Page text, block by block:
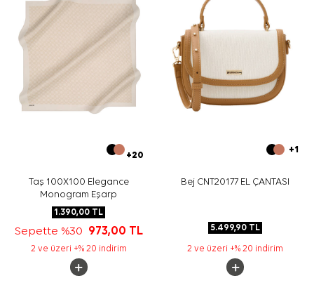
+20
Taş 100X100 Elegance
Monogram Eşarp
1.390,00 TL
Sepette %30 973,00 TL
2 ve üzeri +% 20 indirim
+1
Bej CNT20177 EL ÇANTASI
5.499,90 TL
2 ve üzeri +% 20 indirim